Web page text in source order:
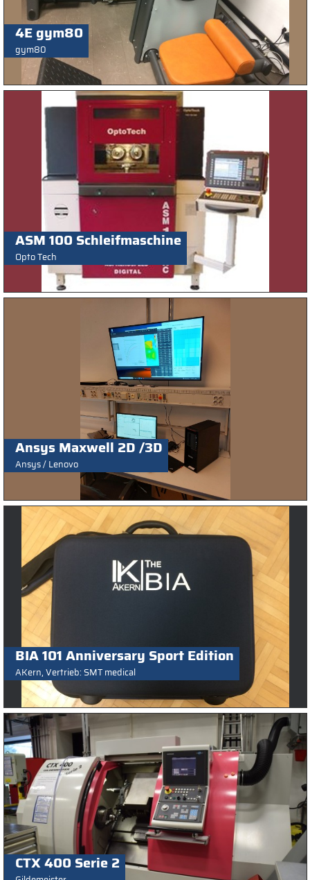
4E gym80
gym80
ASM 100 Schleifmaschine
Opto Tech
Ansys Maxwell 2D /3D
Ansys / Lenovo
BIA 101 Anniversary Sport Edition
AKern, Vertrieb: SMT medical
CTX 400 Serie 2